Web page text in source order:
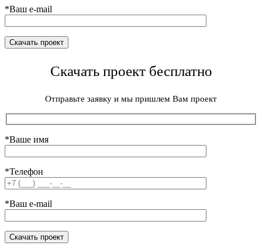
*Ваш e-mail
Скачать проект бесплатно
Отправьте заявку и мы пришлем Вам проект
*Ваше имя
*Телефон
*Ваш e-mail